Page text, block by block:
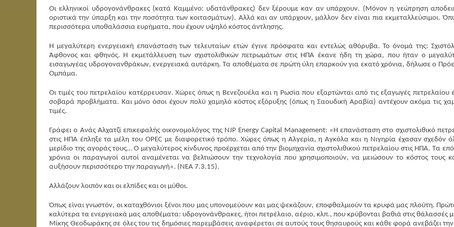
Οι ελληνικοί υδρογονάνθρακες (κατά Καμμένο: υδατάνθρακες) δεν ξέρουμε καν αν υπάρχουν. (Μόνον η γεώτρηση
οριστικά την ύπαρξη και την ποσότητα των κοιτασμάτων). Αλλά και αν υπάρχουν, μάλλον δεν είναι πια εκμεταλλεύσιμοι.
περισσότερα υποθαλάσσια ευρήματα, που έχουν υψηλό κόστος άντλησης.
Η μεγαλύτερη ενεργειακή επανάσταση των τελευταίων ετών έγινε πρόσφατα και εντελώς αθόρυβα. Το όνομά της:
Άφθονος και φθηνός. Η εκμετάλλευση των σχιστολιθικών πετρωμάτων στις ΗΠΑ έκανε ήδη τη χώρα, που ήταν ο
εισαγωγέας υδρογονανθράκων, ενεργειακά αυτάρκη. Τα αποθέματα σε πρώτη ύλη επαρκούν για εκατό χρόνια, δήλωσε ο
Ομπάμα.
Οι τιμές του πετρελαίου κατέρρευσαν. Χώρες όπως η Βενεζουέλα και η Ρωσία που εξαρτώνται από τις εξαγωγές πετρελαίου
σοβαρά προβλήματα. Και μόνο όσοι έχουν πολύ χαμηλό κόστος εξόρυξης (όπως η Σαουδική Αραβία) αντέχουν ακόμα τις
τιμές.
Γράφει ο Ανάς Αλχατζί επικεφαλής οικονομολόγος της NJP Energy Capital Management: «Η επανάσταση στο σχιστολιθικό
στις ΗΠΑ έπληξε τα μέλη του OPEC με διαφορετικό τρόπο. Χώρες όπως η Αλγερία, η Αγκόλα και η Νιγηρία έχασαν σχεδόν
μερίδιο της αγοράς τους… Ο μεγαλύτερος κίνδυνος προέρχεται από την βιομηχανία σχιστολιθικού πετρελαίου στις ΗΠΑ. Τα
χρόνια οι παραγωγοί αυτοί αναμένεται να βελτιώσουν την τεχνολογία που χρησιμοποιούν, να μειώσουν το κόστος τους
αυξήσουν περισσότερο την παραγωγή». (ΝΕΑ 7.3.15).
Αλλάζουν λοιπόν και οι ελπίδες και οι μύθοι.
Όπως είναι γνωστόν, οι καταχθόνιοι ξένοι που μας υπονομεύουν και μας ψεκάζουν, εποφθαλμιούν τα κρυφά μας πλούτη.
καλύτερα τα ενεργειακά μας αποθέματα: υδρογονάνθρακες, ήτοι πετρέλαιο, αέριο, κλπ., που κρύβονται βαθιά στις θάλασσές
Μίκης Θεοδωράκης σε όλες του τις δημόσιες παρεμβάσεις αναφέρεται σε αυτούς τους θησαυρούς και κάθε φορά ανεβάζει
Περισσότερα